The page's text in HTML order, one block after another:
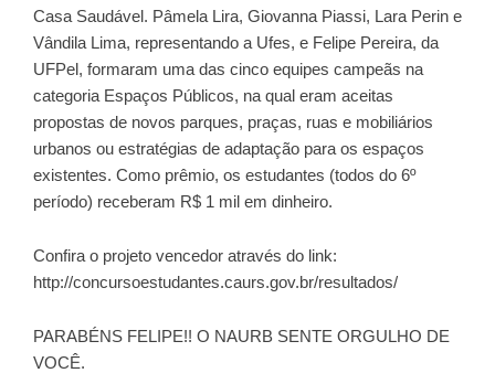
Casa Saudável. Pâmela Lira, Giovanna Piassi, Lara Perin e
Vândila Lima, representando a Ufes, e Felipe Pereira, da
UFPel, formaram uma das cinco equipes campeãs na
categoria Espaços Públicos, na qual eram aceitas
propostas de novos parques, praças, ruas e mobiliários
urbanos ou estratégias de adaptação para os espaços
existentes. Como prêmio, os estudantes (todos do 6º
período) receberam R$ 1 mil em dinheiro.
Confira o projeto vencedor através do link:
http://concursoestudantes.caurs.gov.br/resultados/
PARABÉNS FELIPE!! O NAURB SENTE ORGULHO DE
VOCÊ.